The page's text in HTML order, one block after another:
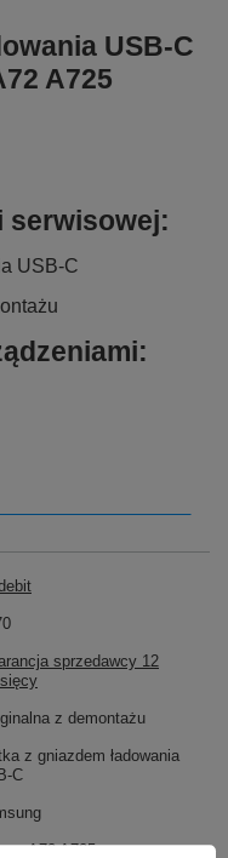
USB-C
A725
serwisowej:
USB-C
sprzedawcy 12
z demontażu
z gniazdem ładowania
C
A72 A725